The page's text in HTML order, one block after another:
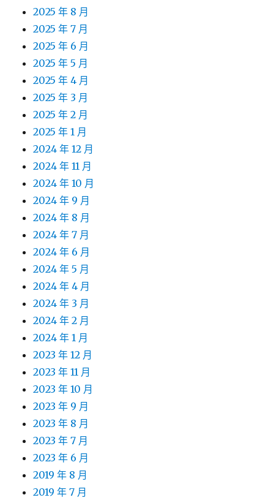
2025 年 8 月
2025 年 7 月
2025 年 6 月
2025 年 5 月
2025 年 4 月
2025 年 3 月
2025 年 2 月
2025 年 1 月
2024 年 12 月
2024 年 11 月
2024 年 10 月
2024 年 9 月
2024 年 8 月
2024 年 7 月
2024 年 6 月
2024 年 5 月
2024 年 4 月
2024 年 3 月
2024 年 2 月
2024 年 1 月
2023 年 12 月
2023 年 11 月
2023 年 10 月
2023 年 9 月
2023 年 8 月
2023 年 7 月
2023 年 6 月
2019 年 8 月
2019 年 7 月